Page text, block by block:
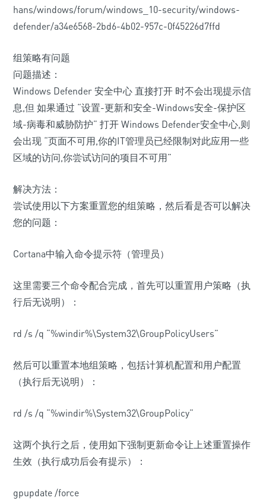
hans/windows/forum/windows_10-security/windows-
defender/a34e6568-2bd6-4b02-957c-0f45226d7ffd
组策略有问题
问题描述：
Windows Defender 安全中心 直接打开 时不会出现提示信
息,但 如果通过 “设置-更新和安全-Windows安全-保护区
域-病毒和威胁防护” 打开 Windows Defender安全中心,则
会出现 “页面不可用,你的IT管理员已经限制对此应用一些
区域的访问,你尝试访问的项目不可用”
解决方法：
尝试使用以下方案重置您的组策略，然后看是否可以解决
您的问题：
Cortana中输入命令提示符（管理员）
这里需要三个命令配合完成，首先可以重置用户策略（执
行后无说明）：
rd /s /q “%windir%\System32\GroupPolicyUsers”
然后可以重置本地组策略，包括计算机配置和用户配置
（执行后无说明）：
rd /s /q “%windir%\System32\GroupPolicy”
这两个执行之后，使用如下强制更新命令让上述重置操作
生效（执行成功后会有提示）：
gpupdate /force